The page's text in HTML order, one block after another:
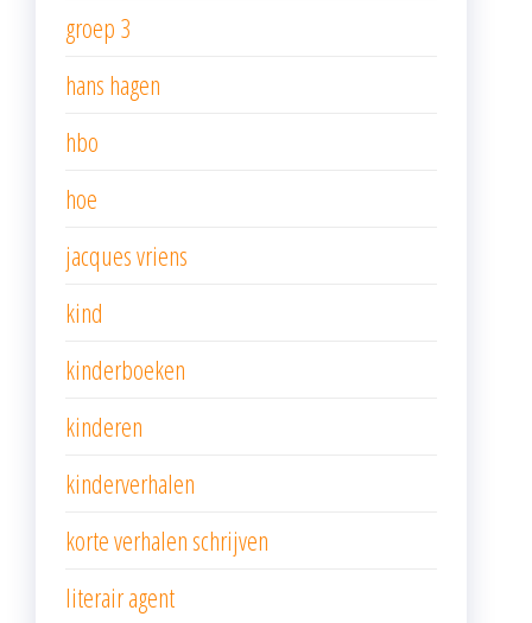
groep 3
hans hagen
hbo
hoe
jacques vriens
kind
kinderboeken
kinderen
kinderverhalen
korte verhalen schrijven
literair agent